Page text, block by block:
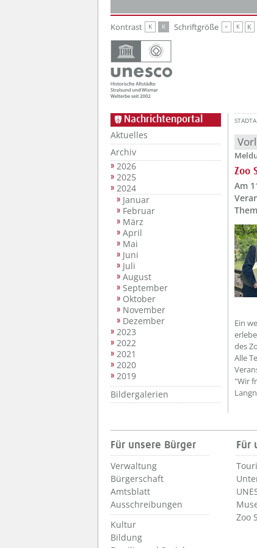
Kontrast K K Schriftgröße K K K
Nachrichtenportal
Aktuelles
Archiv
2026
2025
2024
Januar
Februar
März
April
Mai
Juni
Juli
August
September
Oktober
November
Dezember
2023
2022
2021
2020
2019
Bildergalerien
Zoo
Am
Ein
des
Alle
"Wir
Für unsere Bürger
Verwaltung
Bürgerschaft
Amtsblatt
Ausschreibungen
Kultur
Bildung
Für
Zoo